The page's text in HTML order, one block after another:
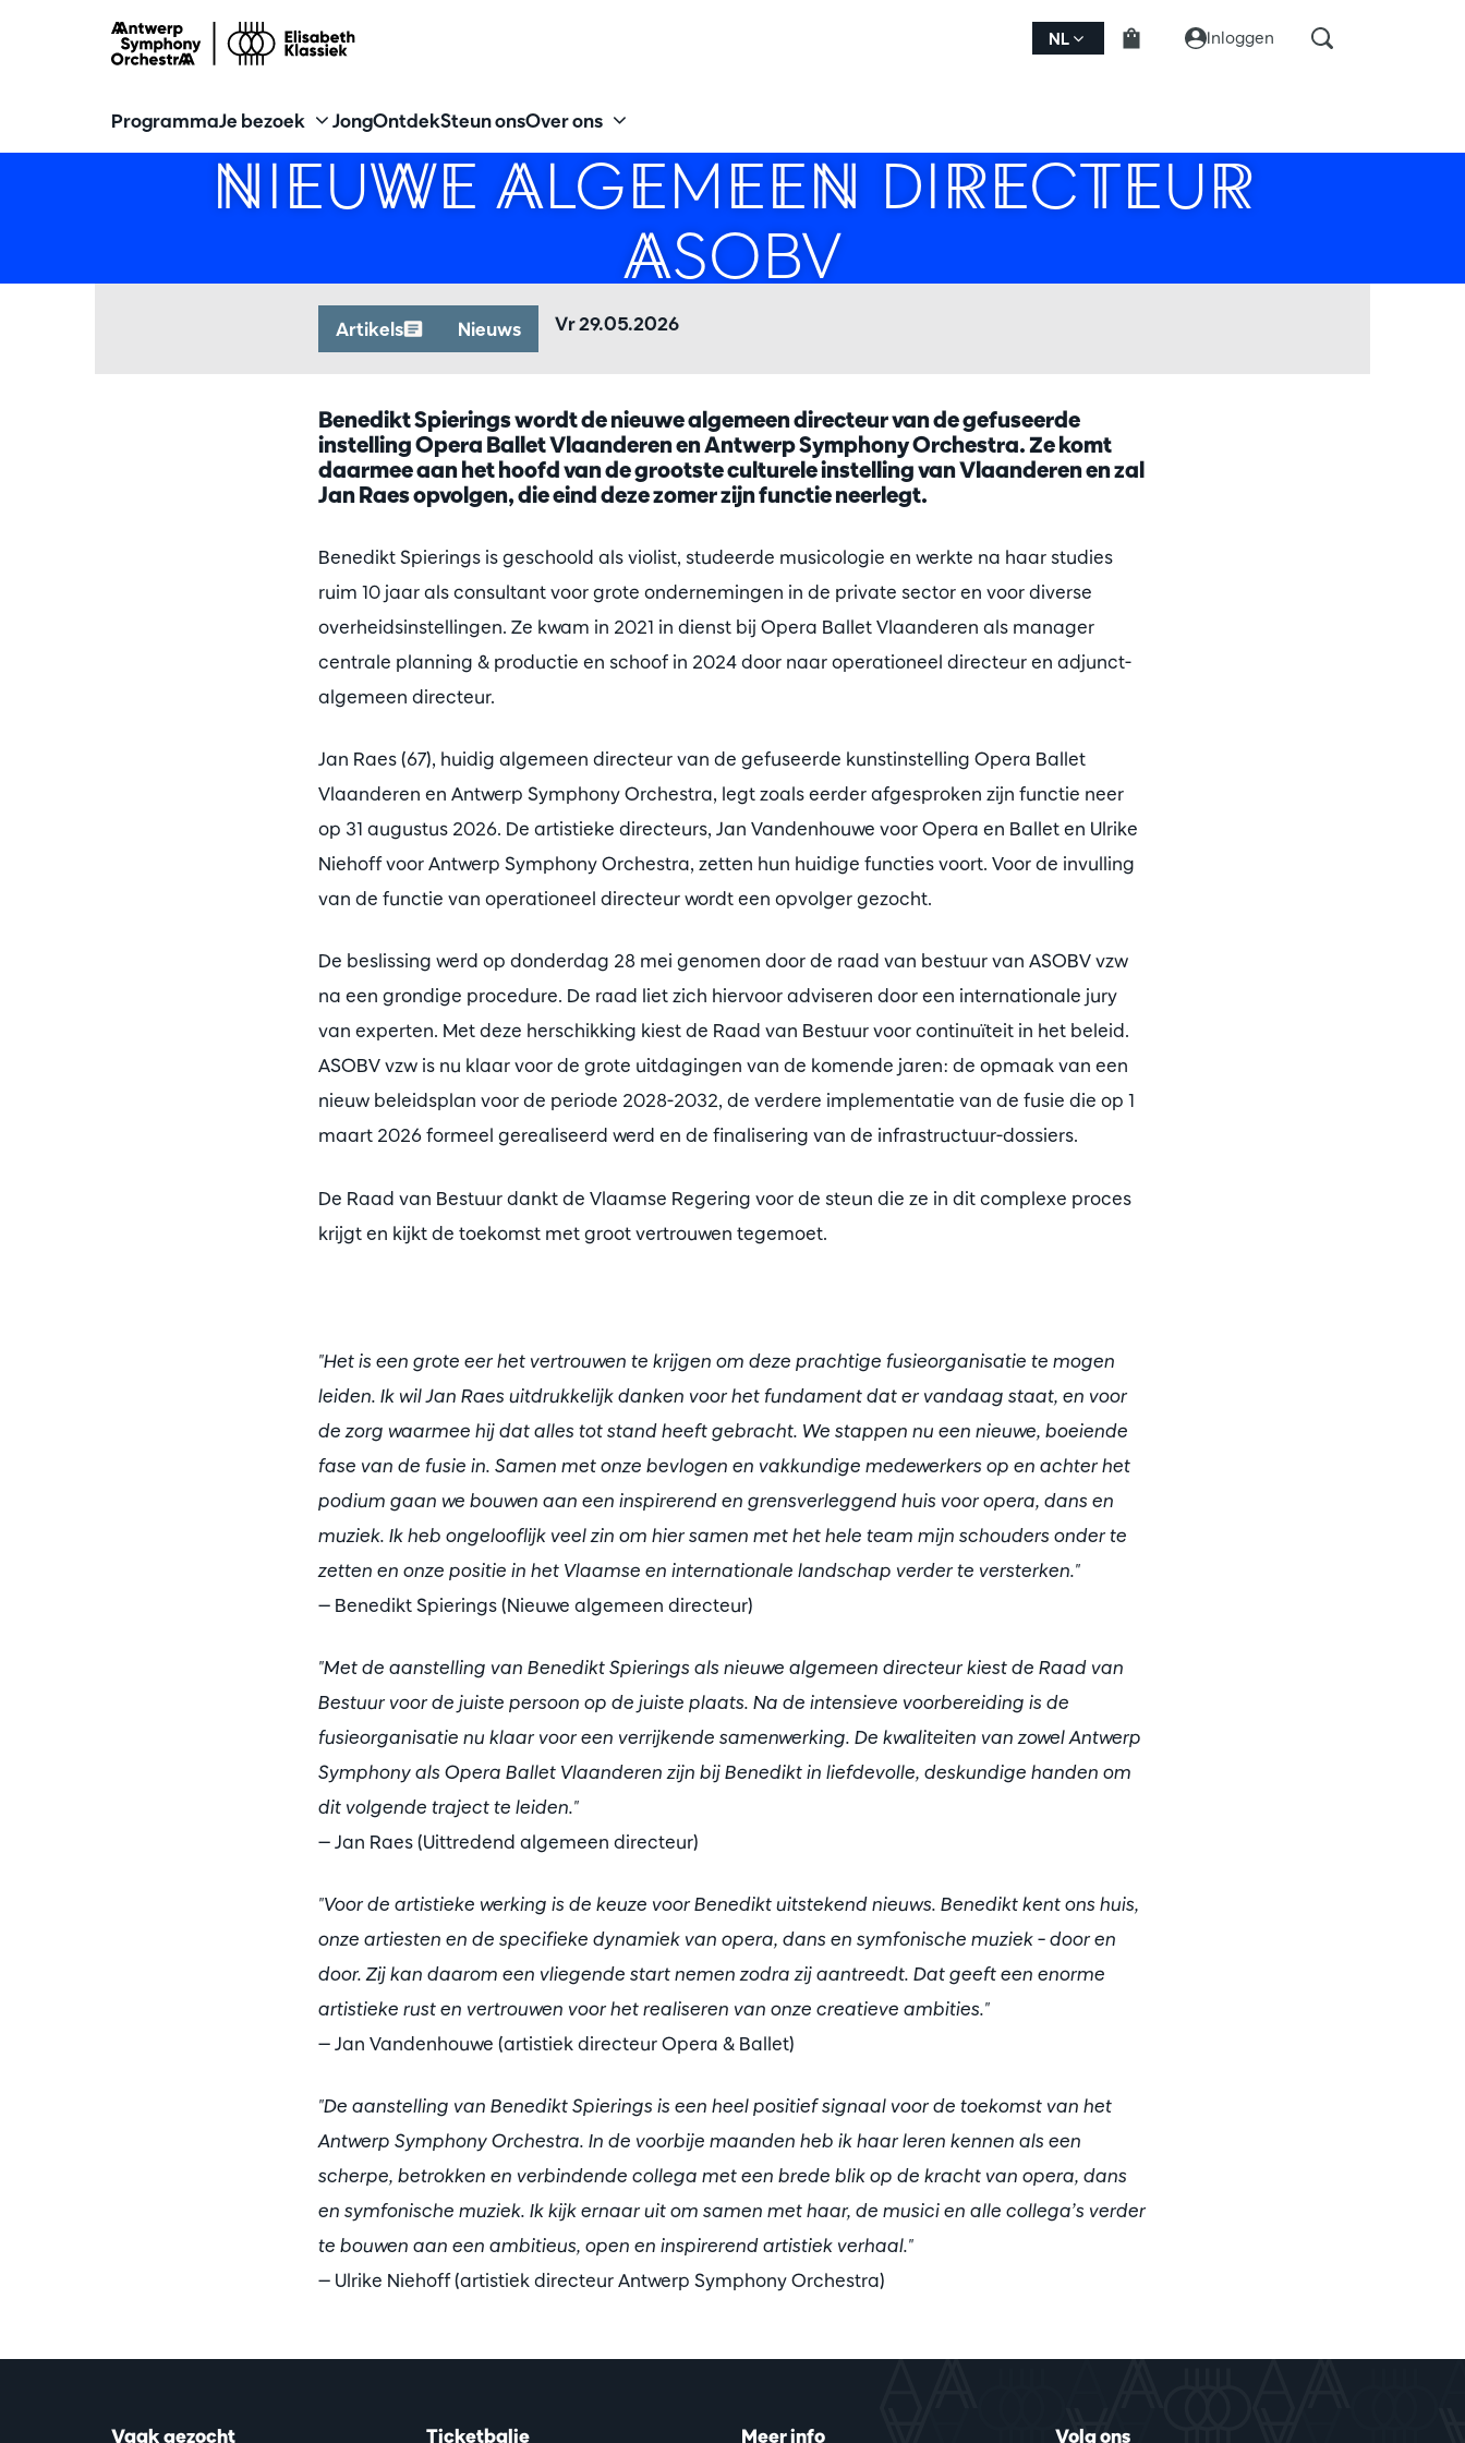
NL Inloggen
ProgrammaJe bezoek JongOntdekSteun onsOver ons
NIEUWE ALGEMEEN DIRECTEUR
ASOBV
Artikels Nieuws Vr 29.05.2026
Benedikt Spierings wordt de nieuwe algemeen directeur van de gefuseerde
instelling Opera Ballet Vlaanderen en Antwerp Symphony Orchestra. Ze komt
daarmee aan het hoofd van de grootste culturele instelling van Vlaanderen en zal
Jan Raes opvolgen, die eind deze zomer zijn functie neerlegt.
Benedikt Spierings is geschoold als violist, studeerde musicologie en werkte na haar studies
ruim 10 jaar als consultant voor grote ondernemingen in de private sector en voor diverse
overheidsinstellingen. Ze kwam in 2021 in dienst bij Opera Ballet Vlaanderen als manager
centrale planning & productie en schoof in 2024 door naar operationeel directeur en adjunct-
algemeen directeur.
Jan Raes (67), huidig algemeen directeur van de gefuseerde kunstinstelling Opera Ballet
Vlaanderen en Antwerp Symphony Orchestra, legt zoals eerder afgesproken zijn functie neer
op 31 augustus 2026. De artistieke directeurs, Jan Vandenhouwe voor Opera en Ballet en Ulrike
Niehoff voor Antwerp Symphony Orchestra, zetten hun huidige functies voort. Voor de invulling
van de functie van operationeel directeur wordt een opvolger gezocht.
De beslissing werd op donderdag 28 mei genomen door de raad van bestuur van ASOBV vzw
na een grondige procedure. De raad liet zich hiervoor adviseren door een internationale jury
van experten. Met deze herschikking kiest de Raad van Bestuur voor continuïteit in het beleid.
ASOBV vzw is nu klaar voor de grote uitdagingen van de komende jaren: de opmaak van een
nieuw beleidsplan voor de periode 2028-2032, de verdere implementatie van de fusie die op 1
maart 2026 formeel gerealiseerd werd en de finalisering van de infrastructuur-dossiers.
De Raad van Bestuur dankt de Vlaamse Regering voor de steun die ze in dit complexe proces
krijgt en kijkt de toekomst met groot vertrouwen tegemoet.
"Het is een grote eer het vertrouwen te krijgen om deze prachtige fusieorganisatie te mogen
leiden. Ik wil Jan Raes uitdrukkelijk danken voor het fundament dat er vandaag staat, en voor
de zorg waarmee hij dat alles tot stand heeft gebracht. We stappen nu een nieuwe, boeiende
fase van de fusie in. Samen met onze bevlogen en vakkundige medewerkers op en achter het
podium gaan we bouwen aan een inspirerend en grensverleggend huis voor opera, dans en
muziek. Ik heb ongelooflijk veel zin om hier samen met het hele team mijn schouders onder te
zetten en onze positie in het Vlaamse en internationale landschap verder te versterken."
— Benedikt Spierings (Nieuwe algemeen directeur)
"Met de aanstelling van Benedikt Spierings als nieuwe algemeen directeur kiest de Raad van
Bestuur voor de juiste persoon op de juiste plaats. Na de intensieve voorbereiding is de
fusieorganisatie nu klaar voor een verrijkende samenwerking. De kwaliteiten van zowel Antwerp
Symphony als Opera Ballet Vlaanderen zijn bij Benedikt in liefdevolle, deskundige handen om
dit volgende traject te leiden."
— Jan Raes (Uittredend algemeen directeur)
"Voor de artistieke werking is de keuze voor Benedikt uitstekend nieuws. Benedikt kent ons huis,
onze artiesten en de specifieke dynamiek van opera, dans en symfonische muziek – door en
door. Zij kan daarom een vliegende start nemen zodra zij aantreedt. Dat geeft een enorme
artistieke rust en vertrouwen voor het realiseren van onze creatieve ambities."
— Jan Vandenhouwe (artistiek directeur Opera & Ballet)
"De aanstelling van Benedikt Spierings is een heel positief signaal voor de toekomst van het
Antwerp Symphony Orchestra. In de voorbije maanden heb ik haar leren kennen als een
scherpe, betrokken en verbindende collega met een brede blik op de kracht van opera, dans
en symfonische muziek. Ik kijk ernaar uit om samen met haar, de musici en alle collega’s verder
te bouwen aan een ambitieus, open en inspirerend artistiek verhaal."
— Ulrike Niehoff (artistiek directeur Antwerp Symphony Orchestra)
Vaak gezocht Ticketbalie Meer info Volg ons